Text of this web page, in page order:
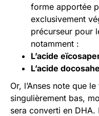
forme apportée
exclusivement
précurseur pour
notamment :
L’acide
L’acide
Or, l’Anses note que
singulièrement bas,
sera converti en